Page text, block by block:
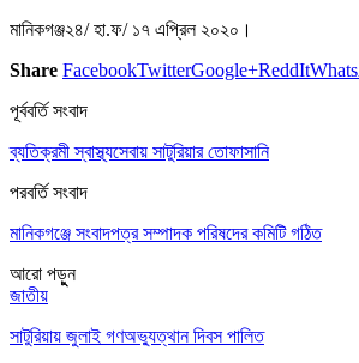
মানিকগঞ্জ২৪/ হা.ফ/ ১৭ এপ্রিল ২০২০।
Share FacebookTwitterGoogle+ReddIt
পূর্ববর্তি সংবাদ
ব্যতিক্রমী স্বাস্থ্যসেবায় সাটুরিয়ার তোফাসানি
পরবর্তি সংবাদ
মানিকগঞ্জে সংবাদপত্র সম্পাদক পরিষদের কমিটি গঠিত
আরো পড়ুুন
জাতীয়
সাটুরিয়ায় জুলাই গণঅভ্যুত্থান দিবস পালিত